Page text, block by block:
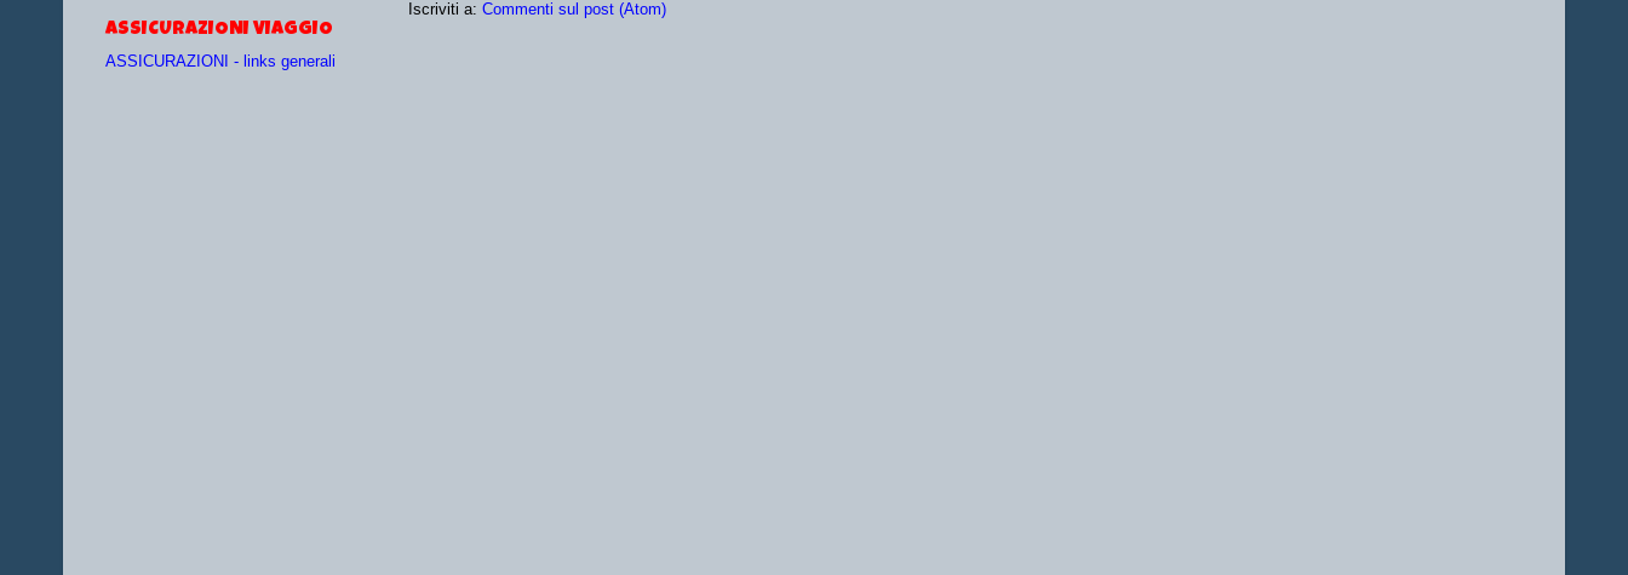
Iscriviti a: Commenti sul post (Atom)
ASSICURAZIONI VIAGGIO
ASSICURAZIONI - links generali